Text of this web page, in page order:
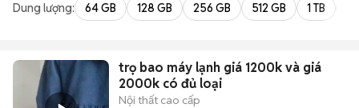
Dung lượng: 64 GB 128 GB 256 GB 512 GB 1 TB
trọ bao máy lạnh giá 1200k và giá
2000k có đủ loại
Nội thất cao cấp